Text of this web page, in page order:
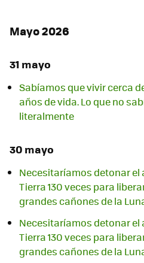
Mayo 2026
31 mayo
Sabíamos que vivir cerca
años de vida. Lo que no
literalmente
30 mayo
Necesitaríamos detonar el
Tierra 130 veces para
grandes cañones de la
Necesitaríamos detonar el
Tierra 130 veces para
grandes cañones de la